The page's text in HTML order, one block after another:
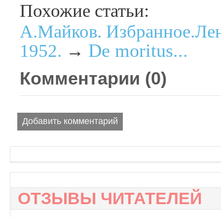
Похожие статьи:
А.Майков.
1952. → De moritus...
Комментарии (0)
Добавить комментарий
ОТЗЫВЫ ЧИТАТЕЛЕЙ